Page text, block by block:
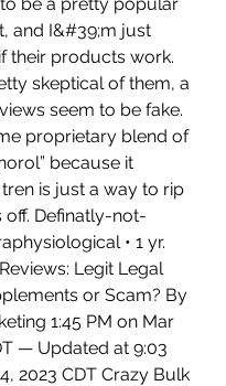
and I&#39;m just
their products work.
skeptical of them, a
seem to be fake.
proprietary blend of
because it
is just a way to rip
off. Definatly-not-
• 1 yr.
Legit Legal
or Scam? By
1:45 PM on Mar
— Updated at 9:03
2023 CDT Crazy Bulk